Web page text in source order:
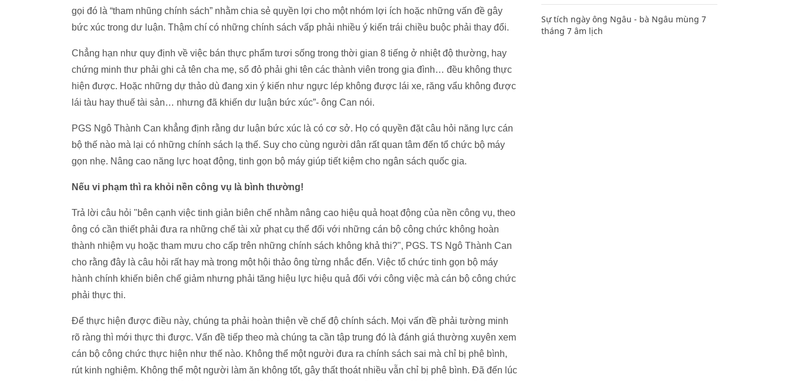
gọi đó là “tham nhũng chính sách” nhằm chia sẻ quyền lợi cho một nhóm lợi ích hoặc những vấn đề gây
bức xúc trong dư luận. Thậm chí có những chính sách vấp phải nhiều ý kiến trái chiều buộc phải thay đổi.
Chẳng hạn như quy định về việc bán thực phẩm tươi sống trong thời gian 8 tiếng ở nhiệt độ thường, hay
chứng minh thư phải ghi cả tên cha mẹ, sổ đỏ phải ghi tên các thành viên trong gia đình… đều không thực
hiện được. Hoặc những dự thảo dù đang xin ý kiến như ngực lép không được lái xe, răng vẩu không được
lái tàu hay thuế tài sản… nhưng đã khiến dư luận bức xúc”- ông Can nói.
PGS Ngô Thành Can khẳng định rằng dư luận bức xúc là có cơ sở. Họ có quyền đặt câu hỏi năng lực cán
bộ thế nào mà lại có những chính sách lạ thế. Suy cho cùng người dân rất quan tâm đến tổ chức bộ máy
gọn nhẹ. Nâng cao năng lực hoạt động, tinh gọn bộ máy giúp tiết kiệm cho ngân sách quốc gia.
Nếu vi phạm thì ra khỏi nền công vụ là bình thường!
Trả lời câu hỏi "bên cạnh việc tinh giản biên chế nhằm nâng cao hiệu quả hoạt động của nền công vụ, theo
ông có cần thiết phải đưa ra những chế tài xử phạt cụ thể đối với những cán bộ công chức không hoàn
thành nhiệm vụ hoặc tham mưu cho cấp trên những chính sách không khả thi?", PGS. TS Ngô Thành Can
cho rằng đây là câu hỏi rất hay mà trong một hội thảo ông từng nhắc đến. Việc tổ chức tinh gọn bộ máy
hành chính khiến biên chế giảm nhưng phải tăng hiệu lực hiệu quả đối với công việc mà cán bộ công chức
phải thực thi.
Để thực hiện được điều này, chúng ta phải hoàn thiện về chế độ chính sách. Mọi vấn đề phải tường minh
rõ ràng thì mới thực thi được. Vấn đề tiếp theo mà chúng ta cần tập trung đó là đánh giá thường xuyên xem
cán bộ công chức thực hiện như thế nào. Không thể một người đưa ra chính sách sai mà chỉ bị phê bình,
rút kinh nghiệm. Không thể một người làm ăn không tốt, gây thất thoát nhiều vẫn chỉ bị phê bình. Đã đến lúc
Sự tích ngày ông Ngâu - bà Ngâu mùng 7
tháng 7 âm lịch